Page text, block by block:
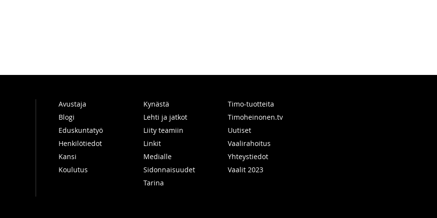
Avustaja
Blogi
Eduskuntatyö
Henkilötiedot
Kansi
Koulutus
Kynästä
Lehti ja jatkot
Liity teamiin
Linkit
Medialle
Sidonnaisuudet
Tarina
Timo-tuotteita
Timoheinonen.tv
Uutiset
Vaalirahoitus
Yhteystiedot
Vaalit 2023